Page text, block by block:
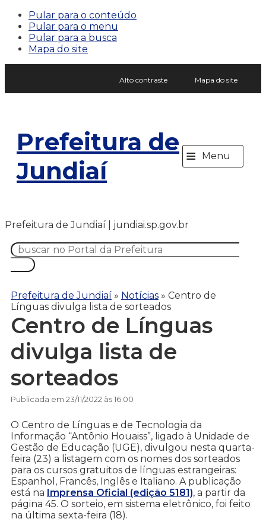
Pular para o conteúdo
Pular para o menu
Pular para a busca
Mapa do site
Alto contraste Mapa do site
Prefeitura de
Jundiaí
≡ Menu
Prefeitura de Jundiaí | jundiai.sp.gov.br
Prefeitura de Jundiaí » Notícias » Centro de
Línguas divulga lista de sorteados
Centro de Línguas
divulga lista de
sorteados
Publicada em 23/11/2022 às 16:00
O Centro de Línguas e de Tecnologia da
Informação “Antônio Houaiss”, ligado à Unidade de
Gestão de Educação (UGE), divulgou nesta quarta-
feira (23) a listagem com os nomes dos sorteados
para os cursos gratuitos de línguas estrangeiras:
Espanhol, Francês, Inglês e Italiano. A publicação
está na Imprensa Oficial (edição 5181), a partir da
página 45. O sorteio, em sistema eletrônico, foi feito
na última sexta-feira (18).